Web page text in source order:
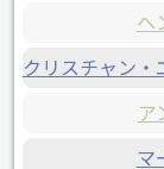
ヘ
クリスチャン
ア
マ